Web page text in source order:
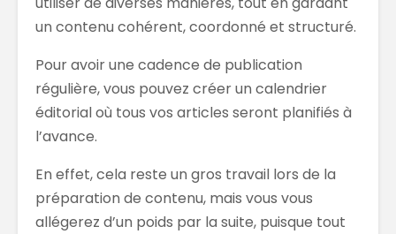
un contenu cohérent, coordonné et structuré.
Pour avoir une cadence de publication
régulière, vous pouvez créer un calendrier
éditorial où tous vos articles seront planifiés à
l’avance.
En effet, cela reste un gros travail lors de la
préparation de contenu, mais vous vous
allégerez d’un poids par la suite, puisque tout